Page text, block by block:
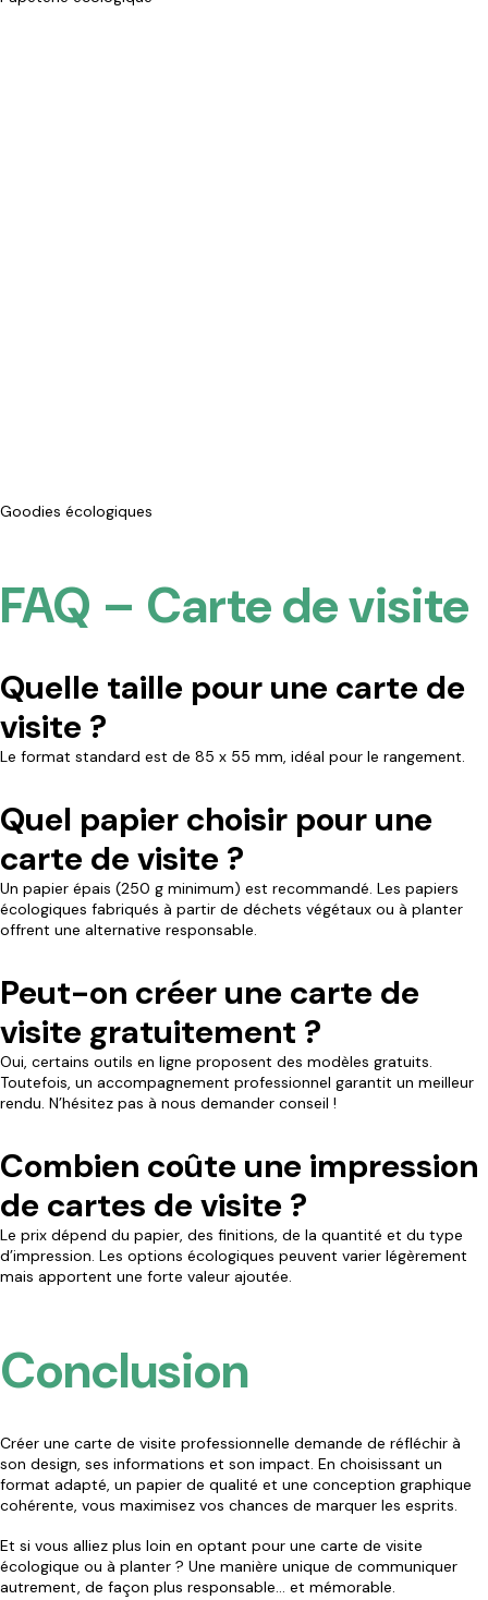
Goodies écologiques
FAQ – Carte de visite
Quelle taille pour une carte de
visite ?
Le format standard est de 85 x 55 mm, idéal pour le rangement.
Quel papier choisir pour une
carte de visite ?
Un papier épais (250 g minimum) est recommandé. Les papiers
écologiques fabriqués à partir de déchets végétaux ou à planter
offrent une alternative responsable.
Peut-on créer une carte de
visite gratuitement ?
Oui, certains outils en ligne proposent des modèles gratuits.
Toutefois, un accompagnement professionnel garantit un meilleur
rendu. N’hésitez pas à nous demander conseil !
Combien coûte une impression
de cartes de visite ?
Le prix dépend du papier, des finitions, de la quantité et du type
d’impression. Les options écologiques peuvent varier légèrement
mais apportent une forte valeur ajoutée.
Conclusion
Créer une carte de visite professionnelle demande de réfléchir à
son design, ses informations et son impact. En choisissant un
format adapté, un papier de qualité et une conception graphique
cohérente, vous maximisez vos chances de marquer les esprits.
Et si vous alliez plus loin en optant pour une carte de visite
écologique ou à planter ? Une manière unique de communiquer
autrement, de façon plus responsable… et mémorable.